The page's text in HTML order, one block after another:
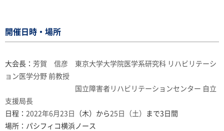
開催日時・場所
大会長： 芳賀 信彦 東京大学大学院医学系研究科 リハビリテーシ
ョン医学分野 前教授
国立障害者リハビリテーションセンター 自立
支援局長
日程： 2022年6月23日 （木）から25日（土） まで3日間
場所：パシフィコ横浜ノース